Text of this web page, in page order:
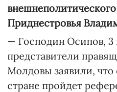
Приднестровья
— Господин Осипов, 3
представители
Молдовы заявили, что
стране пройдет